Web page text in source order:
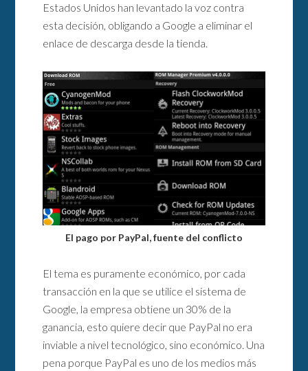
Estados Unidos han levantado la voz contra
esta decisión, obligando a Google a eliminar el
enlace de descarga desde la tienda.
El pago por PayPal, fuente del conflicto
El tema es puramente económico, por cada
transacción en la que se utilice el sistema de
Google, la empresa obtiene un 30% de la
ganancia, esto quiere decir que PayPal no era
inviable a nivel tecnológico, sino económico. Una
pena porque PayPal es uno de los medios más